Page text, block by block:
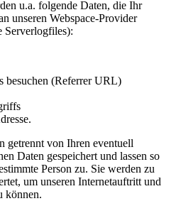
u.a. folgende Daten, die Ihr
unseren Webspace-Provider
Serverlogfiles):
besuchen (Referrer URL)
getrennt von Ihren eventuell
Daten gespeichert und lassen so
Person zu. Sie werden zu
um unseren Internetauftritt und
können.